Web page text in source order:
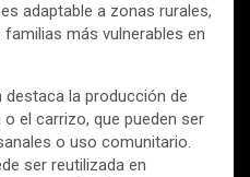
adaptable a zonas rurales,
más vulnerables en
la producción de
el carrizo, que pueden ser
o uso comunitario.
ser reutilizada en